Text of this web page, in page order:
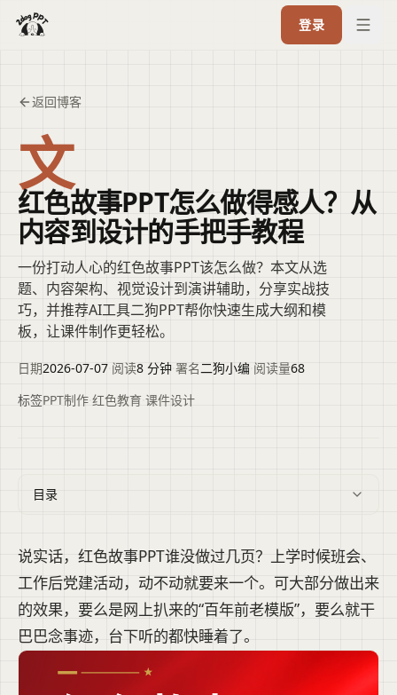
登录
返回博客
文
红色故事PPT怎么做得感人？从
内容到设计的手把手教程
一份打动人心的红色故事PPT该怎么做？本文从选
题、内容架构、视觉设计到演讲辅助，分享实战技
巧，并推荐AI工具二狗PPT帮你快速生成大纲和模
板，让课件制作更轻松。
日期2026-07-07 阅读8 分钟 署名二狗小编 阅读量68
标签PPT制作 红色教育 课件设计
目录
说实话，红色故事PPT谁没做过几页？上学时候班会、
工作后党建活动，动不动就要来一个。可大部分做出来
的效果，要么是网上扒来的“百年前老模版”，要么就干
巴巴念事迹，台下听的都快睡着了。